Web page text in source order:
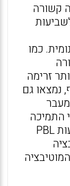
קשורה
כמו
זרימה
נמצאו גם
התמיכה
בצרכים), לפיהם בלמידה באמצעות PBL